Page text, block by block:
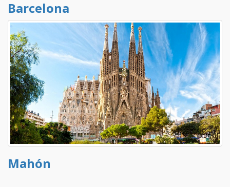
Barcelona
Mahón